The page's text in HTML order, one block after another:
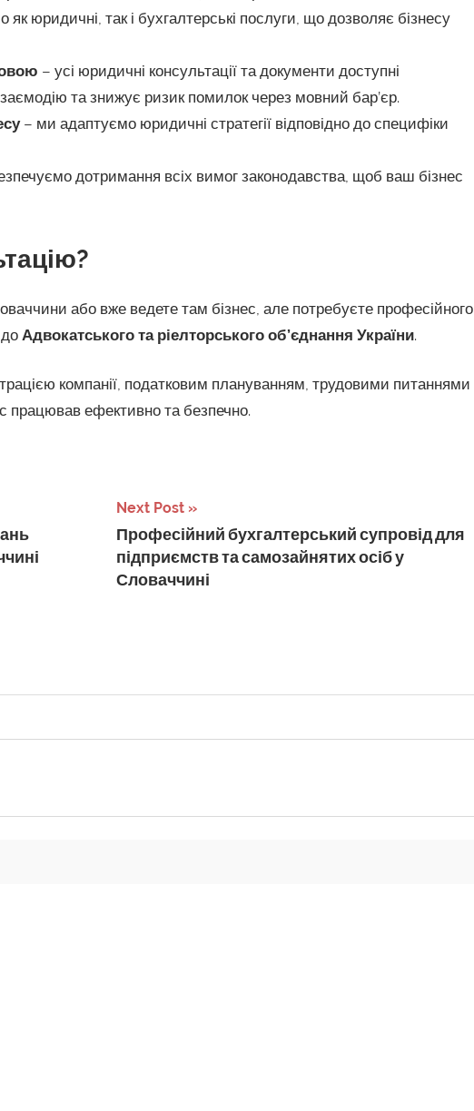
юридичні, так і бухгалтерські послуги, що дозволяє бізнесу
– усі юридичні консультації та документи доступні
та знижує ризик помилок через мовний бар’єр.
– ми адаптуємо юридичні стратегії відповідно до специфіки
дотримання всіх вимог законодавства, щоб ваш бізнес
або вже ведете там бізнес, але потребуєте професійного
Адвокатського та ріелторського об’єднання України.
компанії, податковим плануванням, трудовими питаннями
ефективно та безпечно.
Next Post
Професійний бухгалтерський супровід для
підприємств та самозайнятих осіб у
Словаччині